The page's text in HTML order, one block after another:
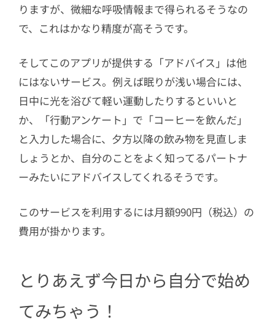
りますが、微細な呼吸情報まで得られるそうなの
で、これはかなり精度が高そうです。
そしてこのアプリが提供する「アドバイス」は他
にはないサービス。例えば眠りが浅い場合には、
日中に光を浴びて軽い運動したりするといいと
か、「行動アンケート」で「コーヒーを飲んだ」
と入力した場合に、夕方以降の飲み物を見直しま
しょうとか、自分のことをよく知ってるパートナ
ーみたいにアドバイスしてくれるそうです。
このサービスを利用するには月額990円（税込）の
費用が掛かります。
とりあえず今日から自分で始め
てみちゃう！